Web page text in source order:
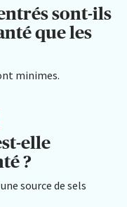
sont-ils
que les
minimes.
elle
?
source de sels